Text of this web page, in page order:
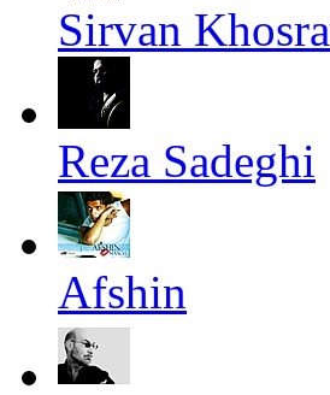
Sirvan
Reza Sadeghi
Afshin